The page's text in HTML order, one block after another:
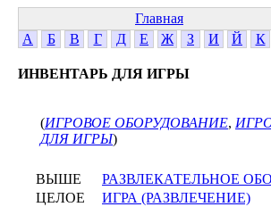
Главная
А
Б В Г Д Е Ж З И Й К
ИНВЕНТАРЬ ДЛЯ ИГРЫ
(ИГРОВОЕ ОБОРУДОВАНИЕ,
ДЛЯ ИГРЫ)
ВЫШЕ
РАЗВЛЕКАТЕЛЬНОЕ
ЦЕЛОЕ
ИГРА (РАЗВЛЕЧЕНИЕ)